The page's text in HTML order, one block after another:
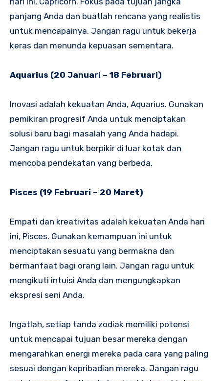
panjang Anda dan buatlah rencana yang realistis
untuk mencapainya. Jangan ragu untuk bekerja
keras dan menunda kepuasan sementara.
Aquarius (20 Januari – 18 Februari)
Inovasi adalah kekuatan Anda, Aquarius. Gunakan
pemikiran progresif Anda untuk menciptakan
solusi baru bagi masalah yang Anda hadapi.
Jangan ragu untuk berpikir di luar kotak dan
mencoba pendekatan yang berbeda.
Pisces (19 Februari – 20 Maret)
Empati dan kreativitas adalah kekuatan Anda hari
ini, Pisces. Gunakan kemampuan ini untuk
menciptakan sesuatu yang bermakna dan
bermanfaat bagi orang lain. Jangan ragu untuk
mengikuti intuisi Anda dan mengungkapkan
ekspresi seni Anda.
Ingatlah, setiap tanda zodiak memiliki potensi
untuk mencapai tujuan besar mereka dengan
mengarahkan energi mereka pada cara yang paling
sesuai dengan kepribadian mereka. Jangan ragu